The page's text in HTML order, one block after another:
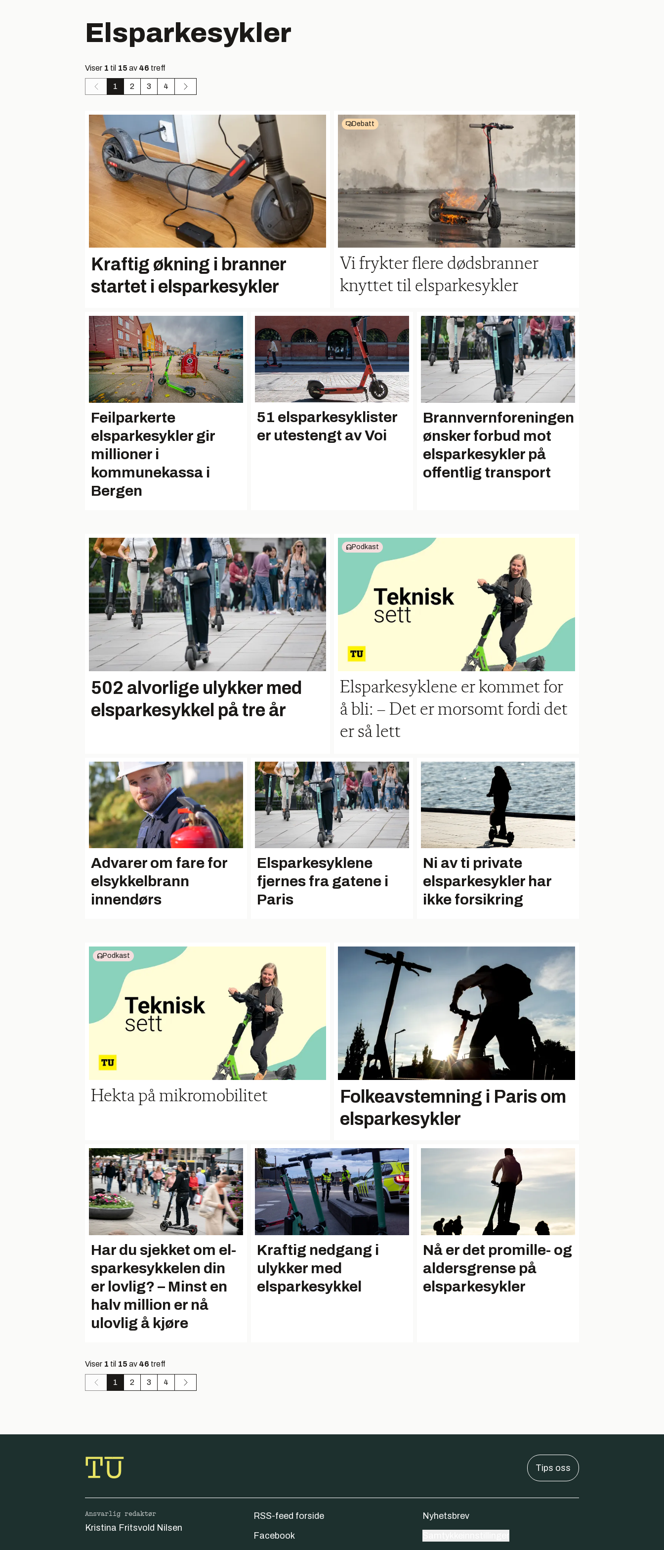
Elsparkesykler
Viser 1 til 15 av 46 treff
1 2 3 4
Kraftig økning i branner
startet i elsparkesykler
Debatt
Vi frykter flere dødsbranner
knyttet til elsparkesykler
Feilparkerte
elsparkesykler gir
millioner i
kommunekassa i
Bergen
51 elsparkesyklister
er utestengt av Voi
Brannvernforeningen
ønsker forbud mot
elsparkesykler på
offentlig transport
502 alvorlige ulykker med
elsparkesykkel på tre år
Podkast
Elsparkesyklene er kommet for
å bli: – Det er morsomt fordi det
er så lett
Advarer om fare for
elsykkelbrann
innendørs
Elsparkesyklene
fjernes fra gatene i
Paris
Ni av ti private
elsparkesykler har
ikke forsikring
Podkast
Hekta på mikromobilitet
Folkeavstemning i Paris om
elsparkesykler
Har du sjekket om el-
sparkesykkelen din
er lovlig? – Minst en
halv million er nå
ulovlig å kjøre
Kraftig nedgang i
ulykker med
elsparkesykkel
Nå er det promille- og
aldersgrense på
elsparkesykler
Viser 1 til 15 av 46 treff
1 2 3 4
Tips oss
Ansvarlig redaktør
Kristina Fritsvold Nilsen
RSS-feed forside
Facebook
Nyhetsbrev